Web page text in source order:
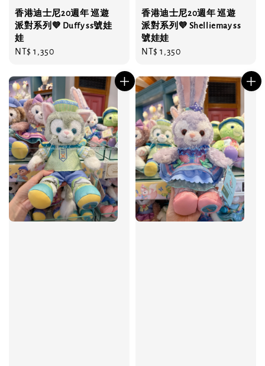
香港迪士尼20週年 巡遊
派對系列💜 Duffy ss號娃
娃
Regular
NT$ 1,350
香港迪士尼20週年 巡遊
派對系列💜 Shelliemay ss
號娃娃
Regular
NT$ 1,350